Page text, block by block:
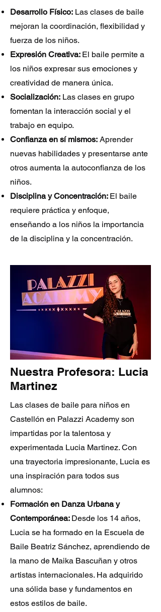
Desarrollo Físico: Las clases de baile
mejoran la coordinación, flexibilidad y
fuerza de los niños.
Expresión Creativa: El baile permite a
los niños expresar sus emociones y
creatividad de manera única.
Socialización: Las clases en grupo
fomentan la interacción social y el
trabajo en equipo.
Confianza en sí mismos: Aprender
nuevas habilidades y presentarse ante
otros aumenta la autoconfianza de los
niños.
Disciplina y Concentración: El baile
requiere práctica y enfoque,
enseñando a los niños la importancia
de la disciplina y la concentración.
Nuestra Profesora: Lucia
Martinez
Las clases de baile para niños en
Castellón en Palazzi Academy son
impartidas por la talentosa y
experimentada Lucia Martinez. Con
una trayectoria impresionante, Lucia es
una inspiración para todos sus
alumnos:
Formación en Danza Urbana y
Contemporánea: Desde los 14 años,
Lucia se ha formado en la Escuela de
Baile Beatriz Sánchez, aprendiendo de
la mano de Maika Bascuñan y otros
artistas internacionales. Ha adquirido
una sólida base y fundamentos en
estos estilos de baile.